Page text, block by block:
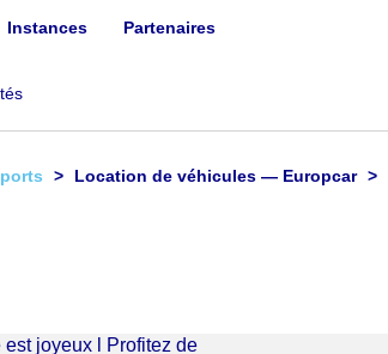
Instances Partenaires
Location de véhicules — Europcar